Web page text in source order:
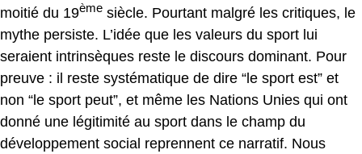
moitié du 19ème siècle. Pourtant malgré les critiques, le
mythe persiste. L’idée que les valeurs du sport lui
seraient intrinsèques reste le discours dominant. Pour
preuve : il reste systématique de dire “le sport est” et
non “le sport peut”, et même les Nations Unies qui ont
donné une légitimité au sport dans le champ du
développement social reprennent ce narratif. Nous